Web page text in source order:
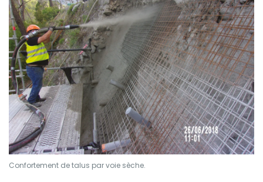
Confortement de talus par voie sèche.